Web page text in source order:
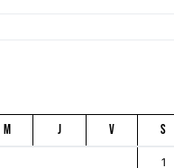
M J V S
1